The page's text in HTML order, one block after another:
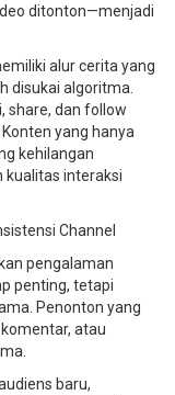
ditonton—menjadi
alur cerita yang
disukai algoritma.
share, dan follow
yang hanya
kehilangan
interaksi
Channel
pengalaman
penting, tetapi
Penonton yang
atau
baru,